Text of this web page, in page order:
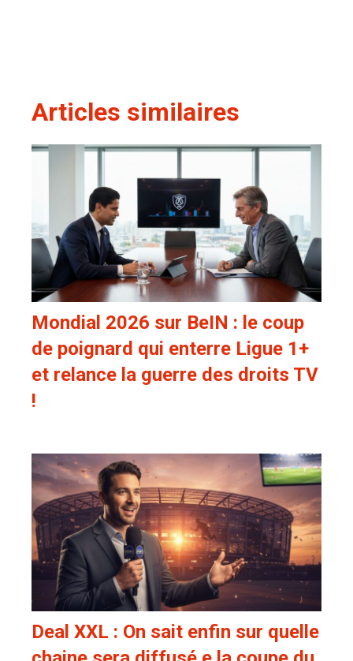
Articles similaires
Mondial 2026 sur BeIN : le coup
de poignard qui enterre Ligue 1+
et relance la guerre des droits TV
!
Deal XXL : On sait enfin sur quelle